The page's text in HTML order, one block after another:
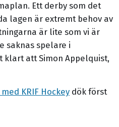
Ett derby som det
lagen är extremt behov av
är lite som vi är
saknas spelare i
klart att Simon Appelquist,
KRIF Hockey dök först